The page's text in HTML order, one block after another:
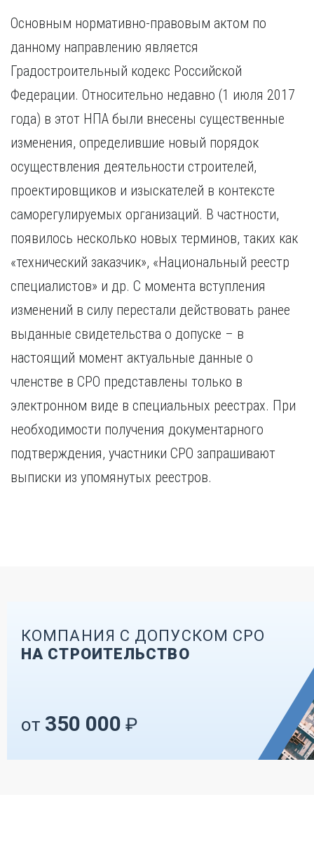
Основным нормативно-правовым актом по
данному направлению является
Градостроительный кодекс Российской
Федерации. Относительно недавно (1 июля 2017
года) в этот НПА были внесены существенные
изменения, определившие новый порядок
осуществления деятельности строителей,
проектировщиков и изыскателей в контексте
саморегулируемых организаций. В частности,
появилось несколько новых терминов, таких как
«технический заказчик», «Национальный реестр
специалистов» и др. С момента вступления
изменений в силу перестали действовать ранее
выданные свидетельства о допуске – в
настоящий момент актуальные данные о
членстве в СРО представлены только в
электронном виде в специальных реестрах. При
необходимости получения документарного
подтверждения, участники СРО запрашивают
выписки из упомянутых реестров.
КОМПАНИЯ С ДОПУСКОМ СРО
НА СТРОИТЕЛЬСТВО
от 350 000 ₽